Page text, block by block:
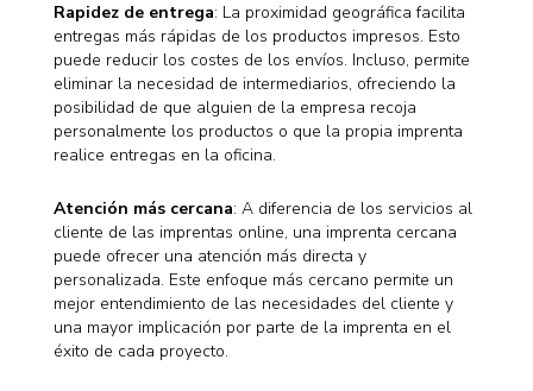
Rapidez de entrega: La proximidad geográfica facilita
entregas más rápidas de los productos impresos. Esto
puede reducir los costes de los envíos. Incluso, permite
eliminar la necesidad de intermediarios, ofreciendo la
posibilidad de que alguien de la empresa recoja
personalmente los productos o que la propia imprenta
realice entregas en la oficina.
Atención más cercana: A diferencia de los servicios al
cliente de las imprentas online, una imprenta cercana
puede ofrecer una atención más directa y
personalizada. Este enfoque más cercano permite un
mejor entendimiento de las necesidades del cliente y
una mayor implicación por parte de la imprenta en el
éxito de cada proyecto.